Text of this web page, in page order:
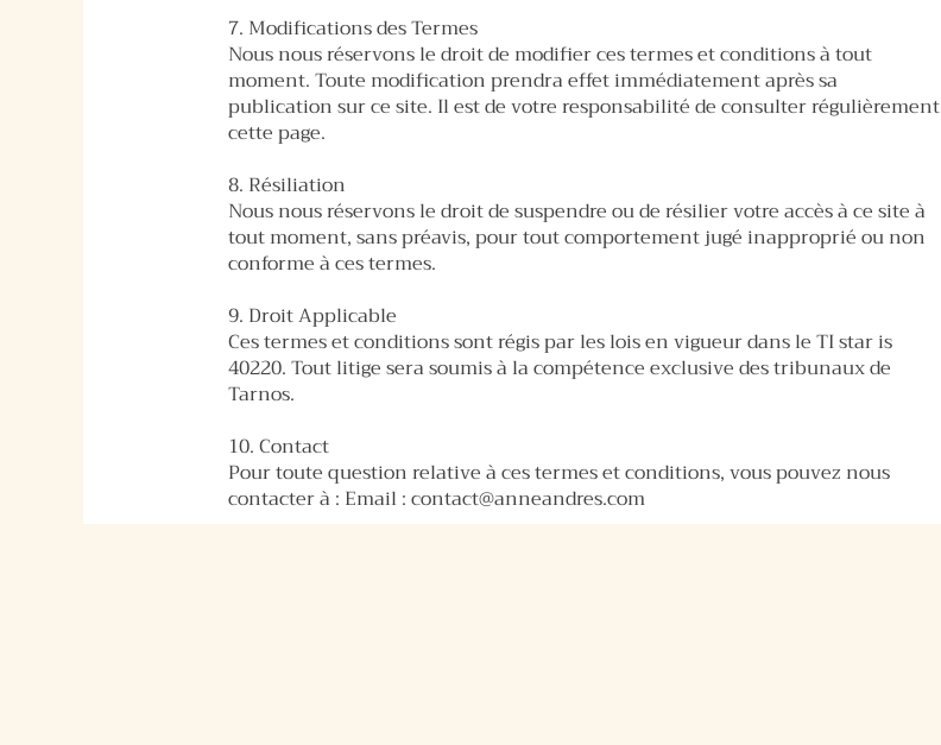
7. Modifications des Termes
Nous nous réservons le droit de modifier ces termes et conditions à tout
moment. Toute modification prendra effet immédiatement après sa
publication sur ce site. Il est de votre responsabilité de consulter régulièrement
cette page.
8. Résiliation
Nous nous réservons le droit de suspendre ou de résilier votre accès à ce site à
tout moment, sans préavis, pour tout comportement jugé inapproprié ou non
conforme à ces termes.
9. Droit Applicable
Ces termes et conditions sont régis par les lois en vigueur dans le TI star is
40220. Tout litige sera soumis à la compétence exclusive des tribunaux de
Tarnos.
10. Contact
Pour toute question relative à ces termes et conditions, vous pouvez nous
contacter à : Email :contact@anneandres.com